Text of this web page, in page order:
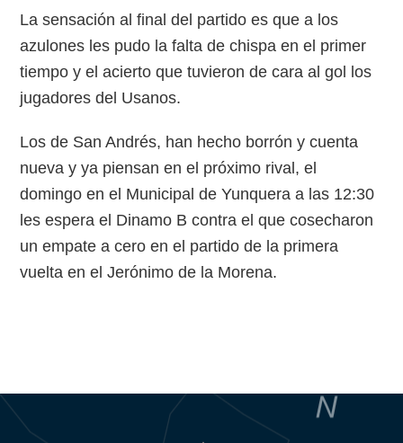
La sensación al final del partido es que a los
azulones les pudo la falta de chispa en el primer
tiempo y el acierto que tuvieron de cara al gol los
jugadores del Usanos.
Los de San Andrés, han hecho borrón y cuenta
nueva y ya piensan en el próximo rival, el
domingo en el Municipal de Yunquera a las 12:30
les espera el Dinamo B contra el que cosecharon
un empate a cero en el partido de la primera
vuelta en el Jerónimo de la Morena.